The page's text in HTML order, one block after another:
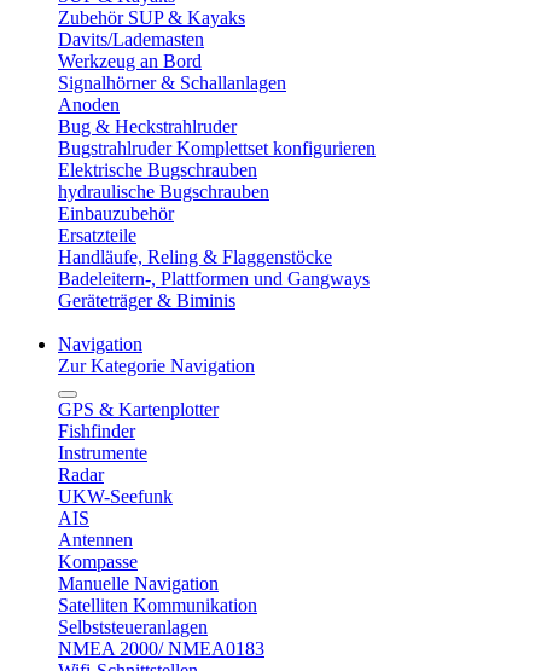
Zubehör SUP & Kayaks
Davits/Lademasten
Werkzeug an Bord
Signalhörner & Schallanlagen
Anoden
Bug & Heckstrahlruder
Bugstrahlruder Komplettset konfigurieren
Elektrische Bugschrauben
hydraulische Bugschrauben
Einbauzubehör
Ersatzteile
Handläufe, Reling & Flaggenstöcke
Badeleitern-, Plattformen und Gangways
Geräteträger & Biminis
Navigation
Zur Kategorie Navigation
GPS & Kartenplotter
Fishfinder
Instrumente
Radar
UKW-Seefunk
AIS
Antennen
Kompasse
Manuelle Navigation
Satelliten Kommunikation
Selbststeueranlagen
NMEA 2000/ NMEA0183